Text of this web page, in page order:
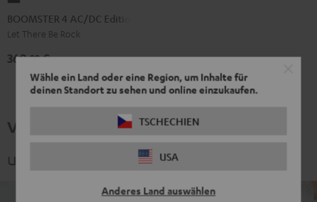
Wähle ein Land oder eine Region, um Inhalte für
deinen Standort zu sehen und online einzukaufen.
TSCHECHIEN
USA
Anderes Land auswählen
4
AC/DC
Black
BOOMSTER 4 AC/DC Edition
Let There Be Rock
369,99€
Verwandte Themen
und spannende Kategorien